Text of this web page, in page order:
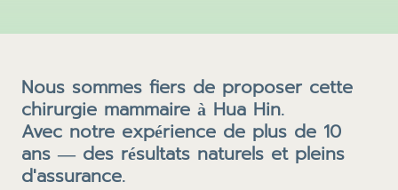
Nous sommes fiers de proposer cette
chirurgie mammaire à Hua Hin.
Avec notre expérience de plus de 10
ans — des résultats naturels et pleins
d'assurance.